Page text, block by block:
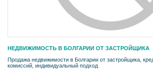
НЕДВИЖИМОСТЬ В БОЛГАРИИ ОТ ЗАСТРОЙЩИКА
Продажа недвижимости в Болгарии от застройщика,
комиссий, индивидуальный подход